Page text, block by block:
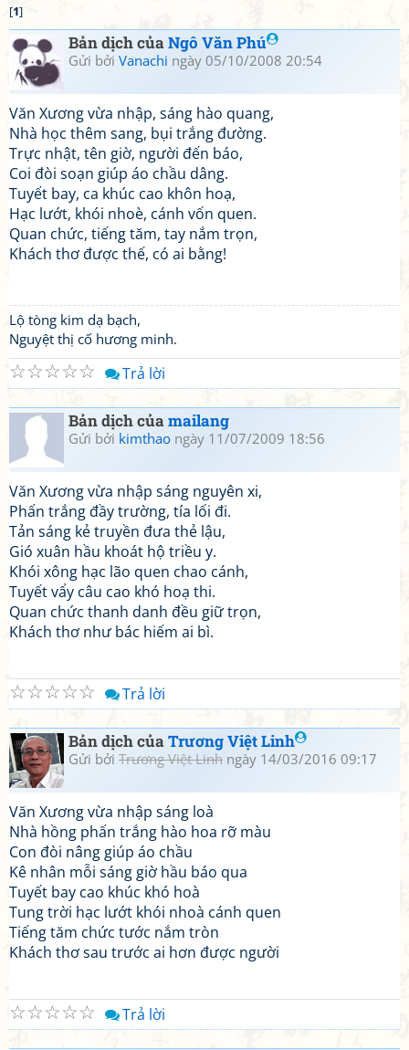
[1]
Bản dịch củaNgô Văn Phú
Gửi bởi Vanachi ngày 05/10/2008 20:54
Văn Xương vừa nhập, sáng hào quang,
Nhà học thêm sang, bụi trắng đường.
Trực nhật, tên giờ, người đến báo,
Coi đòi soạn giúp áo chầu dâng.
Tuyết bay, ca khúc cao khôn hoạ,
Hạc lướt, khói nhoè, cánh vốn quen.
Quan chức, tiếng tăm, tay nắm trọn,
Khách thơ được thế, có ai bằng!
Lộ tòng kim dạ bạch,
Nguyệt thị cố hương minh.
☆
☆
☆
☆
☆ Trả lời
Bản dịch củamailang
Gửi bởi kimthao ngày 11/07/2009 18:56
Văn Xương vừa nhập sáng nguyên xi,
Phấn trắng đầy trường, tía lối đi.
Tản sáng kẻ truyền đưa thẻ lậu,
Gió xuân hầu khoát hộ triều y.
Khói xông hạc lão quen chao cánh,
Tuyết vẩy câu cao khó hoạ thi.
Quan chức thanh danh đều giữ trọn,
Khách thơ như bác hiếm ai bì.
☆
☆
☆
☆
☆ Trả lời
Bản dịch củaTrương Việt Linh
Gửi bởi Trương Việt Linh ngày 14/03/2016 09:17
Văn Xương vừa nhập sáng loà
Nhà hồng phấn trắng hào hoa rỡ màu
Con đòi nâng giúp áo chầu
Kê nhân mỗi sáng giờ hầu báo qua
Tuyết bay cao khúc khó hoà
Tung trời hạc lướt khói nhoà cánh quen
Tiếng tăm chức tước nắm tròn
Khách thơ sau trước ai hơn được người
☆
☆
☆
☆
☆ Trả lời